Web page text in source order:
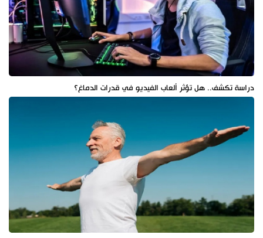
دراسة تكشف.. هل تؤثر ألعاب الفيديو في قدرات الدماغ؟